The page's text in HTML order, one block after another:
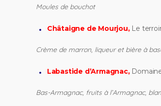
Moules de bouchot
Châtaigne de Mourjou,Le
Crème de marron, liqueur et bière à
Labastide d’Armagnac,
Bas-Armagnac, fruits à l’Armagnac,